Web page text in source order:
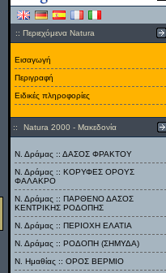
:: Περιεχόμενα Natura
Εισαγωγή
Περιγραφή
Ειδικές πληροφορίες
:: Natura 2000 - Μακεδονία
Ν. Δράμας :: ΔΑΣΟΣ ΦΡΑΚΤΟΥ
Ν. Δράμας :: ΚΟΡΥΦΕΣ ΟΡΟΥΣ
ΦΑΛΑΚΡΟ
Ν. Δράμας :: ΠΑΡΘΕΝΟ ΔΑΣΟΣ
ΚΕΝΤΡΙΚΗΣ ΡΟΔΟΠΗΣ
Ν. Δράμας :: ΠΕΡΙΟΧΗ ΕΛΑΤΙΑ
Ν. Δράμας :: ΡΟΔΟΠΗ (ΣΗΜΥΔΑ)
Ν. Ημαθίας :: ΟΡΟΣ ΒΕΡΜΙΟ